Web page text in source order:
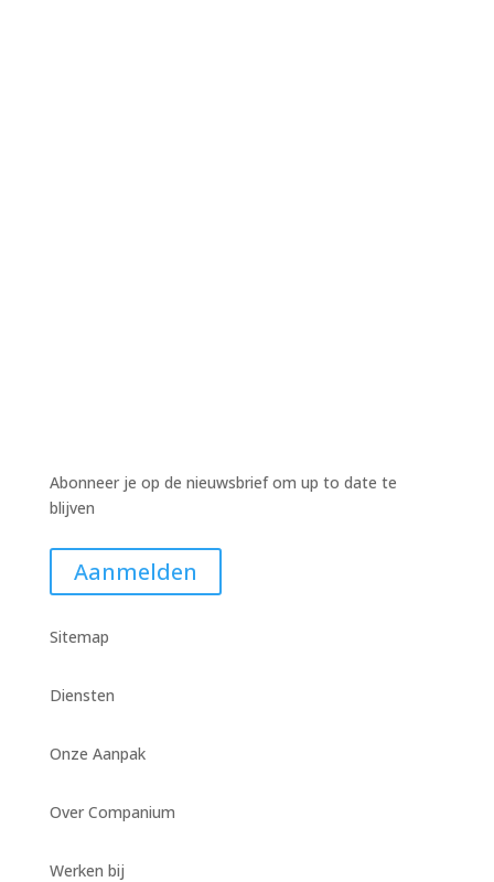
Abonneer je op de nieuwsbrief om up to date te
blijven
Aanmelden
Sitemap
Diensten
Onze Aanpak
Over Companium
Werken bij